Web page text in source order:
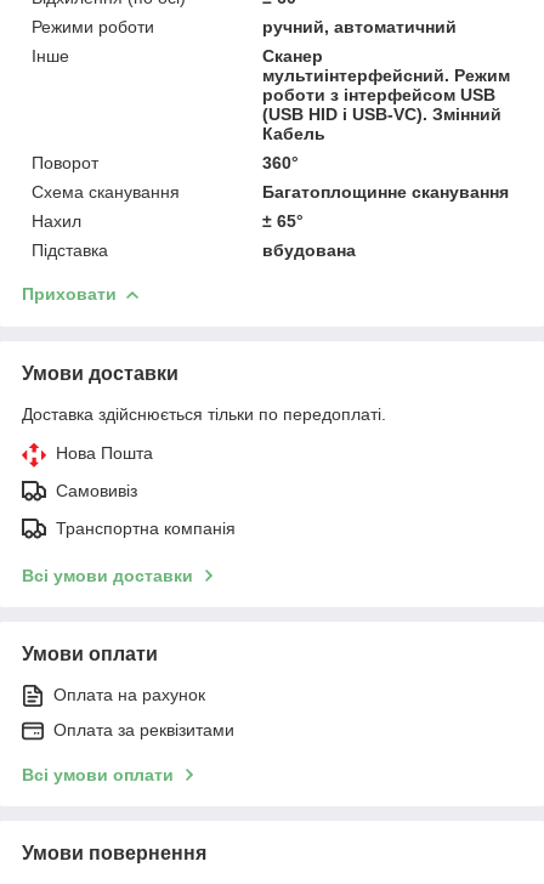
Режими роботи
ручний, автоматичний
Інше
Сканер
мультиінтерфейсний. Режим
роботи з інтерфейсом USB
(USB HID і USB-VC). Змінний
Кабель
Поворот
360°
Схема сканування
Багатоплощинне сканування
Нахил
± 65°
Підставка
вбудована
Приховати
Умови доставки
Доставка здійснюється тільки по передоплаті.
Нова Пошта
Самовивіз
Транспортна компанія
Всі умови доставки
Умови оплати
Оплата на рахунок
Оплата за реквізитами
Всі умови оплати
Умови повернення